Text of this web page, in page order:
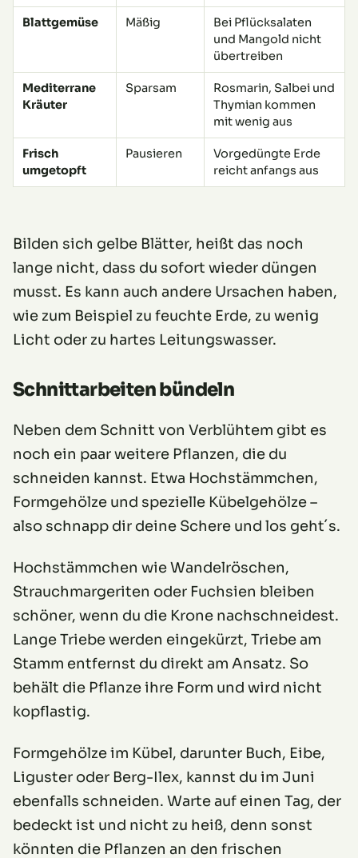
Blattgemüse Mäßig
Bei Pflücksalaten
und Mangold nicht
übertreiben
Mediterrane
Kräuter
Sparsam
Rosmarin, Salbei und
Thymian kommen
mit wenig aus
Frisch
umgetopft
Pausieren
Vorgedüngte Erde
reicht anfangs aus
Bilden sich gelbe Blätter, heißt das noch
lange nicht, dass du sofort wieder düngen
musst. Es kann auch andere Ursachen haben,
wie zum Beispiel zu feuchte Erde, zu wenig
Licht oder zu hartes Leitungswasser.
Schnittarbeiten bündeln
Neben dem Schnitt von Verblühtem gibt es
noch ein paar weitere Pflanzen, die du
schneiden kannst. Etwa Hochstämmchen,
Formgehölze und spezielle Kübelgehölze –
also schnapp dir deine Schere und los geht´s.
Hochstämmchen wie Wandelröschen,
Strauchmargeriten oder Fuchsien bleiben
schöner, wenn du die Krone nachschneidest.
Lange Triebe werden eingekürzt, Triebe am
Stamm entfernst du direkt am Ansatz. So
behält die Pflanze ihre Form und wird nicht
kopflastig.
Formgehölze im Kübel, darunter Buch, Eibe,
Liguster oder Berg-Ilex, kannst du im Juni
ebenfalls schneiden. Warte auf einen Tag, der
bedeckt ist und nicht zu heiß, denn sonst
könnten die Pflanzen an den frischen